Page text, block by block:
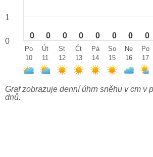
0 0 0 0 0 0 0 0
1
0
Po
10
Út
11
St
12
Čt
13
Pá
14
So
15
Ne
16
Po
17
Graf zobrazuje denní úhrn sněhu v cm v
dnů.